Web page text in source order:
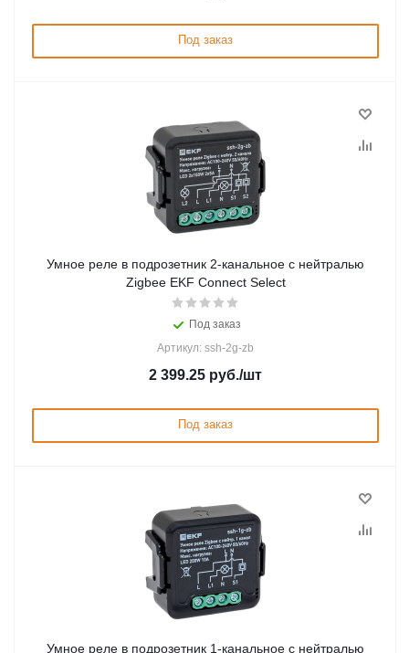
Под заказ
Умное реле в подрозетник 2-канальное с нейтралью
Zigbee EKF Connect Select
Под заказ
Артикул: ssh-2g-zb
2 399.25 руб./шт
Под заказ
Умное реле в подрозетник 1-канальное с нейтралью